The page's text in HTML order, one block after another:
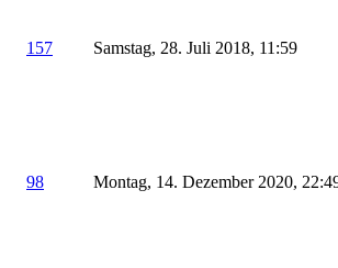
157 Samstag, 28. Juli 2018, 11:59
98 Montag, 14. Dezember 2020,